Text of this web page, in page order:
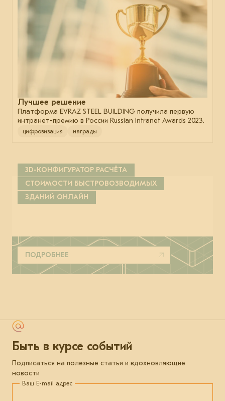
Лучшее решение
Платформа EVRAZ STEEL BUILDING получила первую
интранет-премию в России Russian Intranet Awards 2023.
цифровизация награды
3D-КОНФИГУРАТОР РАСЧЁТА
СТОИМОСТИ БЫСТРОВОЗВОДИМЫХ
ЗДАНИЙ ОНЛАЙН
ПОДРОБНЕЕ
Быть в курсе событий
Подписаться на полезные статьи и вдохновляющие
новости
Ваш E-mail адрес